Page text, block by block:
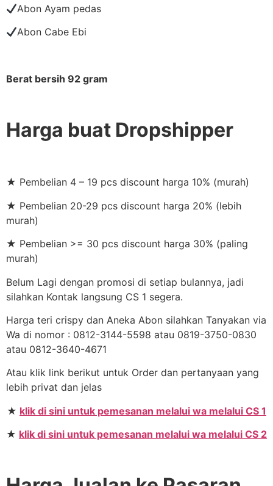
Abon Ayam pedas
Abon Cabe Ebi
Berat bersih 92 gram
Harga buat Dropshipper
★ Pembelian 4 – 19 pcs discount harga 10% (murah)
★ Pembelian 20-29 pcs discount harga 20% (lebih
murah)
★ Pembelian >= 30 pcs discount harga 30% (paling
murah)
Belum Lagi dengan promosi di setiap bulannya, jadi
silahkan Kontak langsung CS 1 segera.
Harga teri crispy dan Aneka Abon silahkan Tanyakan via
Wa di nomor : 0812-3144-5598 atau 0819-3750-0830
atau 0812-3640-4671
Atau klik link berikut untuk Order dan pertanyaan yang
lebih privat dan jelas
★ klik di sini untuk pemesanan melalui wa melalui CS 1
★ klik di sini untuk pemesanan melalui wa melalui CS 2